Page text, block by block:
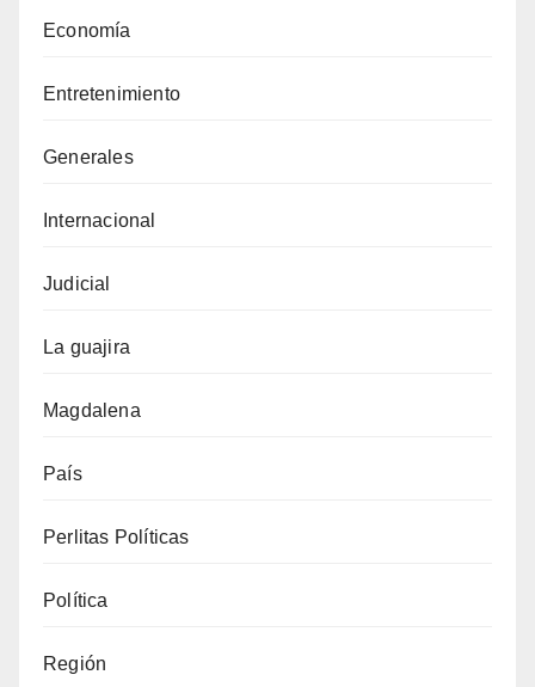
Economía
Entretenimiento
Generales
Internacional
Judicial
La guajira
Magdalena
País
Perlitas Políticas
Política
Región